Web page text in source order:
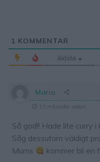
1 KOMMENTAR
äldsta
Maria
10 månader sedan
Så god!! Hade lite curry i
Såg dessutom väldigt
Mums
kommer bli en